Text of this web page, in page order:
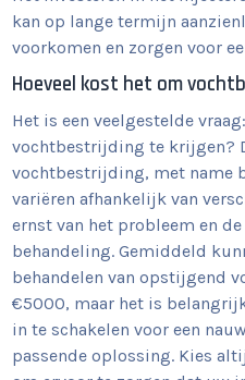
kan op lange termijn
voorkomen en zorgen voor
Hoeveel kost het om
Het is een veelgestelde
vochtbestrijding te krijgen?
vochtbestrijding, met name
variëren afhankelijk van
ernst van het probleem en
behandeling. Gemiddeld
behandelen van opstijgend
€5000, maar het is
in te schakelen voor een
passende oplossing. Kies